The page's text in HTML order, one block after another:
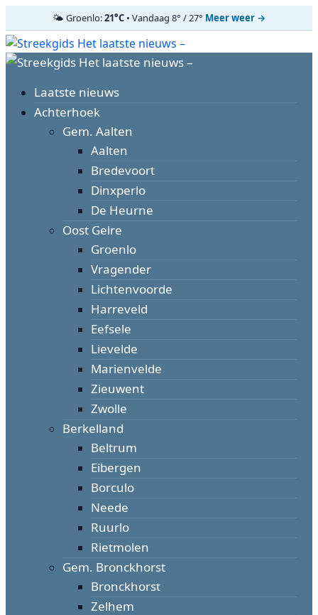
🌤️ Groenlo:21°C • Vandaag 8° / 27° Meer weer →
Ga
naar
inhoud
Primair
Laatste nieuws
Achterhoek
Gem. Aalten
Aalten
Bredevoort
Dinxperlo
De Heurne
Oost Gelre
Groenlo
Vragender
Lichtenvoorde
Harreveld
Eefsele
Lievelde
Marienvelde
Zieuwent
Zwolle
Berkelland
Beltrum
Eibergen
Borculo
Neede
Ruurlo
Rietmolen
Gem. Bronckhorst
Bronckhorst
Zelhem